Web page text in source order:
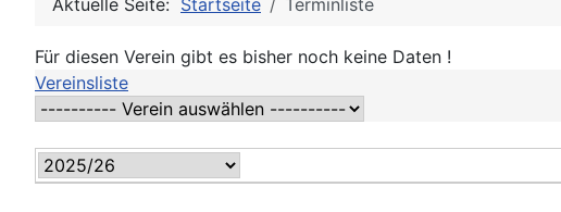
Aktuelle Seite: Startseite Terminliste
Für diesen Verein gibt es bisher noch keine Daten !
Vereinsliste